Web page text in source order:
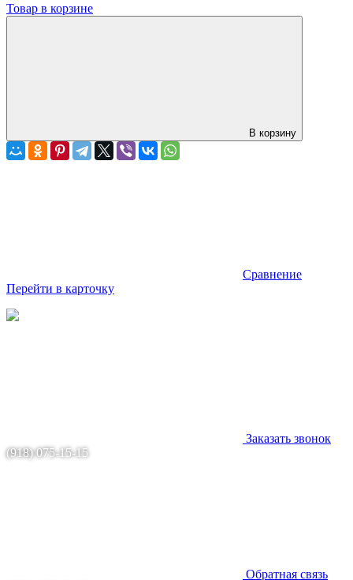
Товар в корзине
В корзину
Сравнение
Перейти в карточку
Заказать звонок
(918) 075-15-15
Обратная связь